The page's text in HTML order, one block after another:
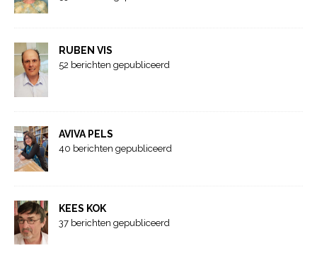
RUBEN VIS
52 berichten gepubliceerd
AVIVA PELS
40 berichten gepubliceerd
KEES KOK
37 berichten gepubliceerd